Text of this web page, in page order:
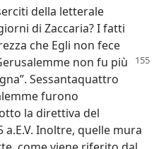
della letterale
di Zaccaria? I fatti
che Egli non fece
non fu più
Sessantaquattro
furono
la direttiva del
Inoltre, quelle mura